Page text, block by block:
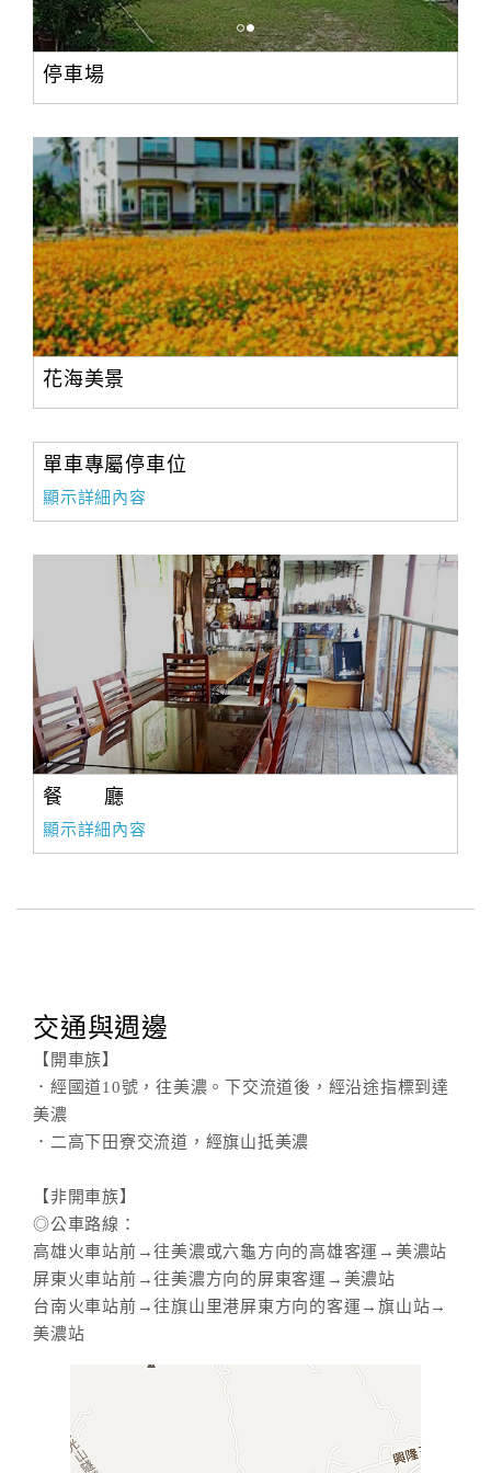
停車場
花海美景
單車專屬停車位
顯示詳細內容
餐 廳
顯示詳細內容
交通與週邊
【開車族】
．經國道10號，往美濃。下交流道後，經沿途指標到達
美濃
．二高下田寮交流道，經旗山抵美濃
【非開車族】
◎公車路線：
高雄火車站前→往美濃或六龜方向的高雄客運→美濃站
屏東火車站前→往美濃方向的屏東客運→美濃站
台南火車站前→往旗山里港屏東方向的客運→旗山站→
美濃站